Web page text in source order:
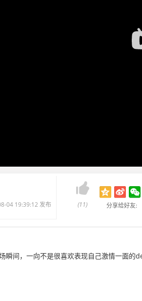
04 19:39:12 发布

(11) 分享给好友:
瞬间，一向不是很喜欢表现自己激情一面的